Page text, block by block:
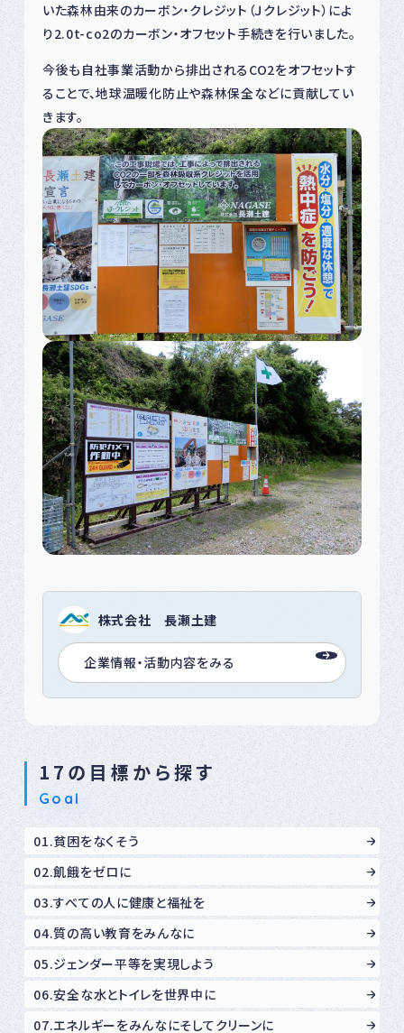
17の目標から探す
Goal
01.貧困をなくそう
02.飢餓をゼロに
03.すべての人に健康と福祉を
04.質の高い教育をみんなに
05.ジェンダー平等を実現しよう
06.安全な水とトイレを世界中に
07.エネルギーをみんなにそしてクリーンに
いた森林由来のカーボン・クレジット（Ｊクレジット）によ
り2.0t-co2のカーボン・オフセット手続きを行いました。
今後も自社事業活動から排出されるCO2をオフセットす
ることで、地球温暖化防止や森林保全などに貢献してい
きます。
株式会社 長瀬土建
企業情報・活動内容をみる